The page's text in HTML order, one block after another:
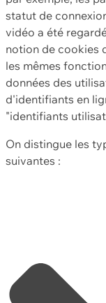
statut de
vidéo a été
notion de cookies
les mêmes
données des
d'identifiants en
"identifiants
On distingue les
suivantes :